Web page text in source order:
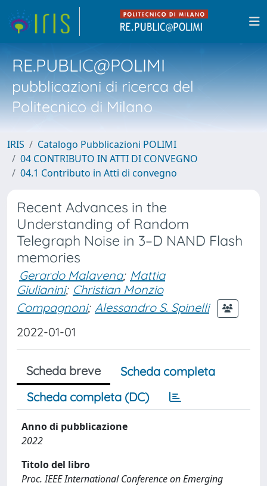
RE.PUBLIC@POLIMI
pubblicazioni di ricerca del
Politecnico di Milano
IRIS
Catalogo Pubblicazioni POLIMI
04 CONTRIBUTO IN ATTI DI CONVEGNO
04.1 Contributo in Atti di convegno
Recent Advances in the
Understanding of Random
Telegraph Noise in 3–D NAND Flash
memories
Gerardo Malavena; Mattia
Giulianini; Christian Monzio
Compagnoni; Alessandro S. Spinelli
2022-01-01
Scheda breve
Scheda completa
Scheda completa (DC)
Anno di pubblicazione
2022
Titolo del libro
Proc. IEEE International Conference on Emerging